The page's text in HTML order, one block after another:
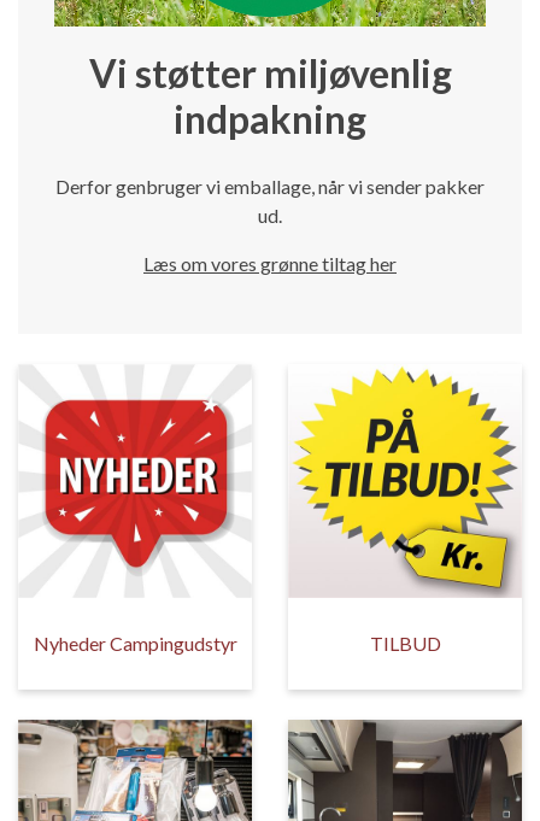
Vi støtter miljøvenlig
indpakning
Derfor genbruger vi emballage, når vi sender pakker
ud.
Læs om vores grønne tiltag her
Nyheder Campingudstyr TILBUD